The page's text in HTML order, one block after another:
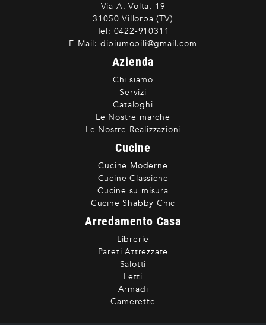
Via A. Volta, 19
31050 Villorba (TV)
Tel: 0422-910311
E-Mail: dipiumobili@gmail.com
Azienda
Chi siamo
Servizi
Cataloghi
Le Nostre marche
Le Nostre Realizzazioni
Cucine
Cucine Moderne
Cucine Classiche
Cucine su misura
Cucine Shabby Chic
Arredamento Casa
Librerie
Pareti Attrezzate
Salotti
Letti
Armadi
Camerette